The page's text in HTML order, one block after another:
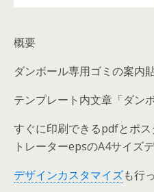
概要
ダンボール専用ゴミの案内
テンプレート内文章「ダン
すぐに印刷できるpdfとポ
トレーターepsのA4サイズ
デザインカスタマイズも行